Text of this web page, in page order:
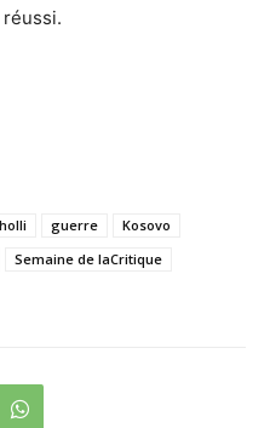
réussi.
guerre
Kosovo
Semaine de laCritique